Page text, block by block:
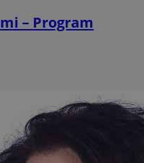
– Program